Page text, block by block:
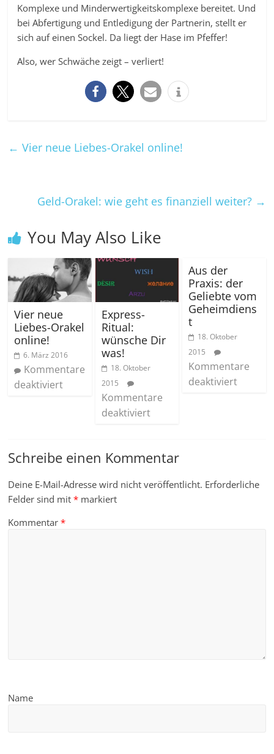
Komplexe und Minderwertigkeitskomplexe bereitet. Und
bei Abfertigung und Entledigung der Partnerin, stellt er
sich auf einen Sockel. Da liegt der Hase im Pfeffer!
Also, wer Schwäche zeigt – verliert!
← Vier neue Liebes-Orakel online!
Geld-Orakel: wie geht es finanziell weiter? →
You May Also Like
Vier neue
Liebes-Orakel
online!
6. März 2016
Kommentare
deaktiviert
Express-
Ritual:
wünsche Dir
was!
18. Oktober
2015
Kommentare
deaktiviert
Aus der
Praxis: der
Geliebte vom
Geheimdiens
t
18. Oktober
2015
Kommentare
deaktiviert
Schreibe einen Kommentar
Deine E-Mail-Adresse wird nicht veröffentlicht. Erforderliche
Felder sind mit* markiert
Kommentar*
Name